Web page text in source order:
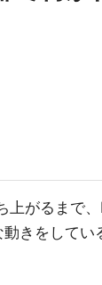
がるまで
きをしてい